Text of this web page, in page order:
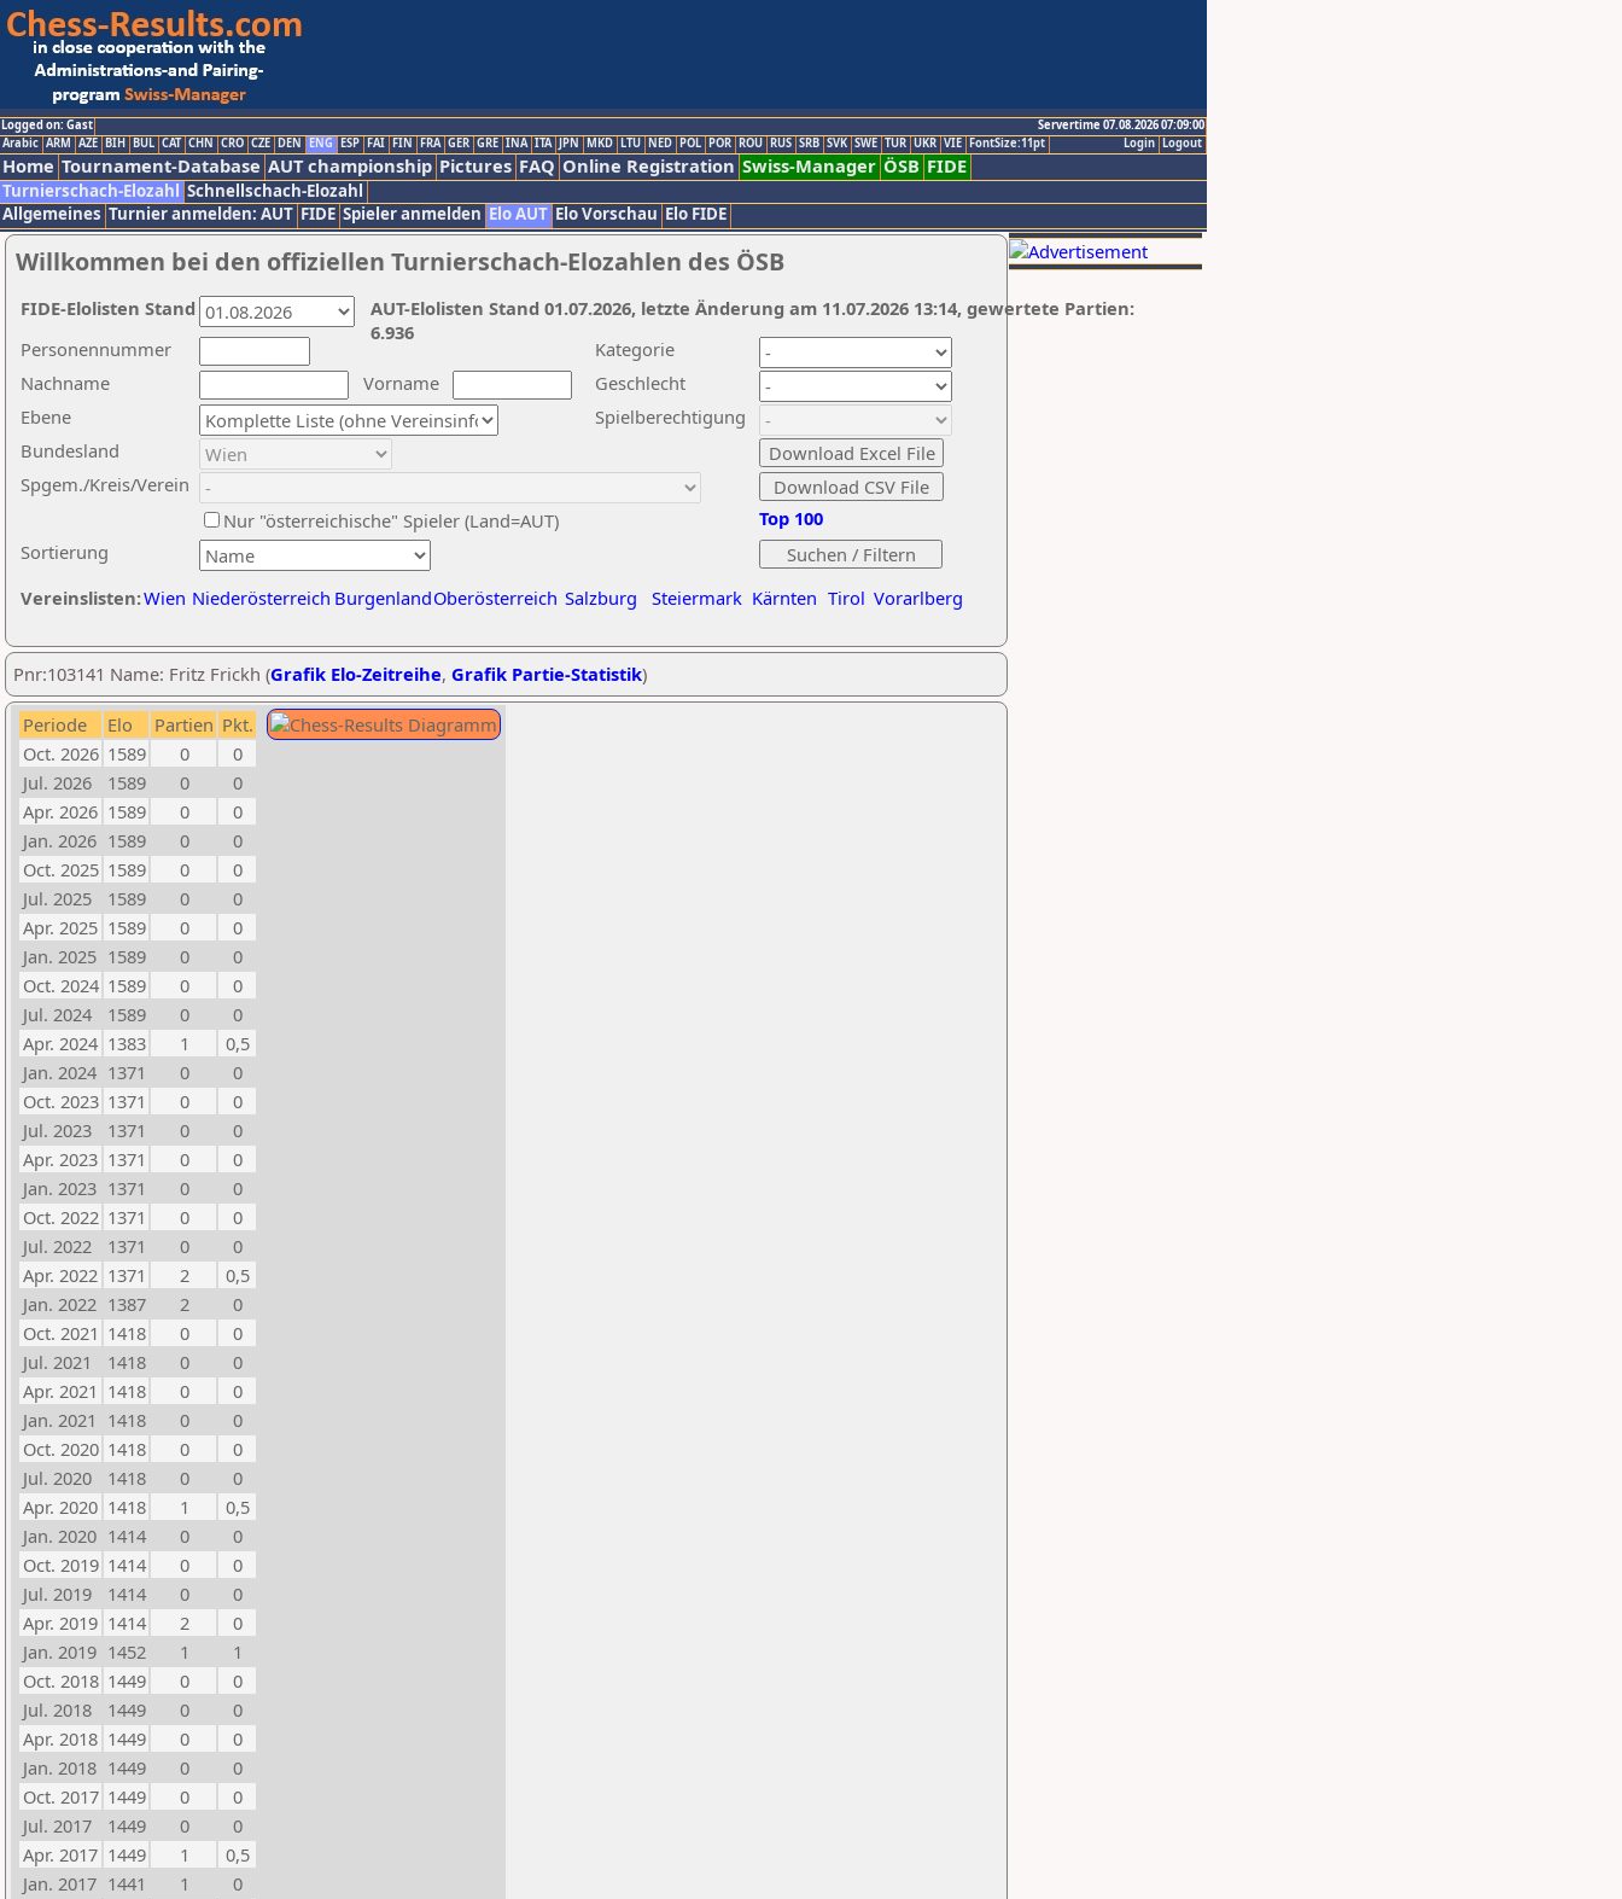
Logged on: Gast
Servertime 07.08.2026 07:09:00
Logout
Login
Arabic ARM AZE BIH BUL CAT CHN CRO CZE DEN ENG ESP FAI FIN FRA GER GRE INA ITA JPN MKD LTU NED POL POR ROU RUS SRB SVK SWE TUR UKR VIE FontSize:11pt
Home Tournament-Database AUT championship Pictures FAQ Online Registration Swiss-Manager ÖSB FIDE
Turnierschach-Elozahl Schnellschach-Elozahl
Allgemeines Turnier anmelden: AUT FIDE Spieler anmelden Elo AUT Elo Vorschau Elo FIDE
Willkommen bei den offiziellen Turnierschach-Elozahlen des ÖSB
Nachname
Vorname
Ebene
Kategorie
Sortierung
Personennummer
Bundesland
Spgem./Kreis/Verein
Geschlecht
Nur "österreichische" Spieler (Land=AUT)
Spielberechtigung
Vereinslisten:Wien Niederösterreich BurgenlandOberösterreich Salzburg Steiermark Kärnten Tirol Vorarlberg
Top 100
AUT-Elolisten Stand 01.07.2026, letzte Änderung am 11.07.2026 13:14, gewertete Partien:
6.936
FIDE-Elolisten Stand
Pnr:103141 Name: Fritz Frickh (Grafik Elo-Zeitreihe, Grafik Partie-Statistik)
Periode Elo Partien Pkt.
Oct. 2026 1589 0
0
Jul. 2026
1589 0
0
Apr. 2026 1589 0
0
Jan. 2026 1589 0
0
Oct. 2025 1589 0
0
Jul. 2025
1589 0
0
Apr. 2025 1589 0
0
Jan. 2025 1589 0
0
Oct. 2024 1589 0
0
Jul. 2024
1589 0
0
Apr. 2024 1383 1
0,5
Jan. 2024 1371 0
0
Oct. 2023 1371 0
0
Jul. 2023
1371 0
0
Apr. 2023 1371 0
0
Jan. 2023 1371 0
0
Oct. 2022 1371 0
0
Jul. 2022
1371 0
0
Apr. 2022 1371 2
0,5
Jan. 2022 1387 2
0
Oct. 2021 1418 0
0
Jul. 2021
1418 0
0
Apr. 2021 1418 0
0
Jan. 2021 1418 0
0
Oct. 2020 1418 0
0
Jul. 2020
1418 0
0
Apr. 2020 1418 1
0,5
Jan. 2020 1414 0
0
Oct. 2019 1414 0
0
Jul. 2019
1414 0
0
Apr. 2019 1414 2
0
Jan. 2019 1452 1
1
Oct. 2018 1449 0
0
Jul. 2018
1449 0
0
Apr. 2018 1449 0
0
Jan. 2018 1449 0
0
Oct. 2017 1449 0
0
Jul. 2017
1449 0
0
Apr. 2017 1449 1
0,5
Jan. 2017 1441 1
0